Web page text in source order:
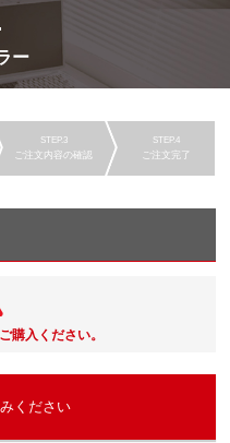
ー
ご注文内容の確認 ご注文完了
購入ください。
ください